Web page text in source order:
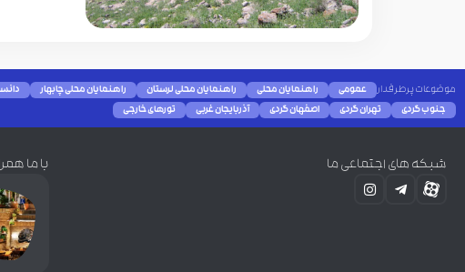
موضوعات پرطرفدار عمومی راهنمایان محلی راهنمایان محلی لرستان راهنمایان محلی چابهار
جنوب گردی
تهران گردی اصفهان گردی آذربایجان غربی تورهای خارجی
شبکه های اجتماعی ما با ما